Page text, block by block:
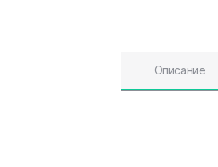
Описание